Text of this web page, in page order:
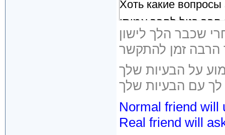
Хоть какие вопросы
חבר רגיל לחבר אמיתי
Разница между
לך עם הבעיות שלך
Normal friend will
Real friend will